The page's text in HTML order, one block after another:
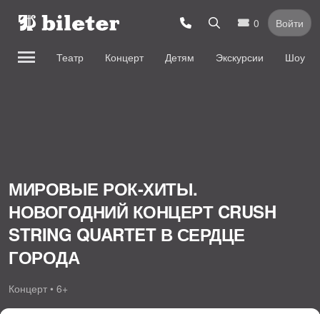
0 Войти
Театр Концерт Детям Экскурсии Шоу
МИРОВЫЕ РОК-ХИТЫ.
НОВОГОДНИЙ КОНЦЕРТ CRUSH
STRING QUARTET В СЕРДЦЕ
ГОРОДА
Концерт • 6+